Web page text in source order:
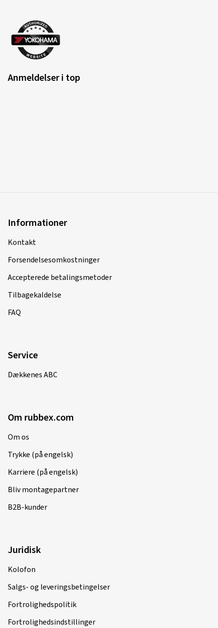
Anmeldelser i top
Informationer
Kontakt
Forsendelsesomkostninger
Accepterede betalingsmetoder
Tilbagekaldelse
FAQ
Service
Dækkenes ABC
Om rubbex.com
Om os
Trykke (på engelsk)
Karriere (på engelsk)
Bliv montagepartner
B2B-kunder
Juridisk
Kolofon
Salgs- og leveringsbetingelser
Fortrolighedspolitik
Fortrolighedsindstillinger